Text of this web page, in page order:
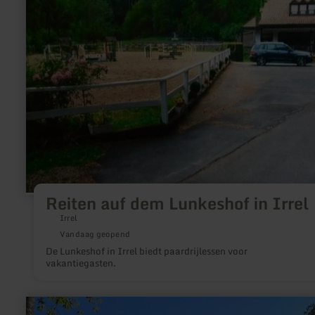
Reiten auf dem Lunkeshof in Irrel
Irrel
Vandaag geopend
De Lunkeshof in Irrel biedt paardrijlessen voor
vakantiegasten.
Irrel
meer
informatie